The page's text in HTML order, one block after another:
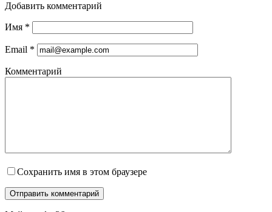
Добавить комментарий
Имя *
Email *
Комментарий
Сохранить имя в этом браузере